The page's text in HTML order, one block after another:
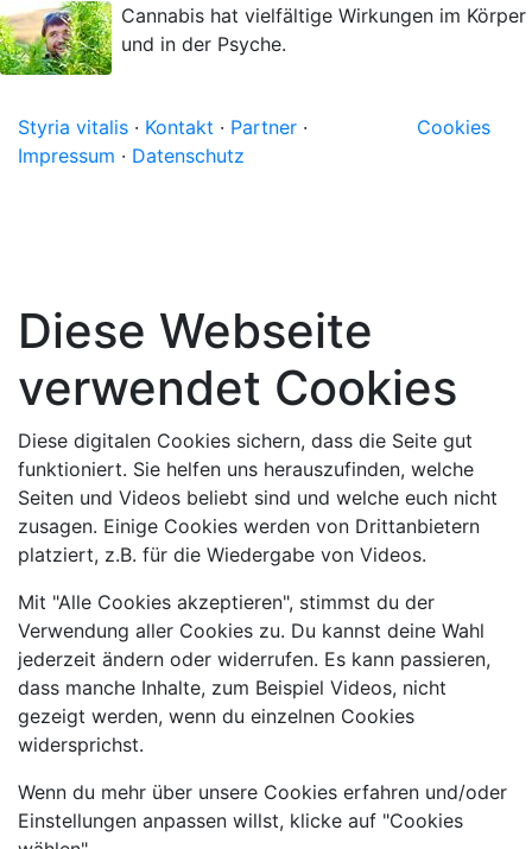
Cannabis hat vielfältige Wirkungen im Körper
und in der Psyche.
Styria vitalis · Kontakt · Partner ·
Impressum · Datenschutz
Cookies
Diese Webseite
verwendet Cookies
Diese digitalen Cookies sichern, dass die Seite gut
funktioniert. Sie helfen uns herauszufinden, welche
Seiten und Videos beliebt sind und welche euch nicht
zusagen. Einige Cookies werden von Drittanbietern
platziert, z.B. für die Wiedergabe von Videos.
Mit "Alle Cookies akzeptieren", stimmst du der
Verwendung aller Cookies zu. Du kannst deine Wahl
jederzeit ändern oder widerrufen. Es kann passieren,
dass manche Inhalte, zum Beispiel Videos, nicht
gezeigt werden, wenn du einzelnen Cookies
widersprichst.
Wenn du mehr über unsere Cookies erfahren und/oder
Einstellungen anpassen willst, klicke auf "Cookies